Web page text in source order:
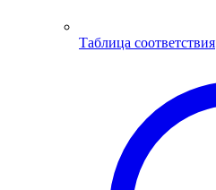
Таблица соответствия